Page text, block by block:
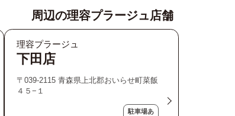
周辺の理容プラージュ店舗
理容プラージュ
下田店
〒039-2115 青森県上北郡おいらせ町菜飯
４５−１
駐車場あ